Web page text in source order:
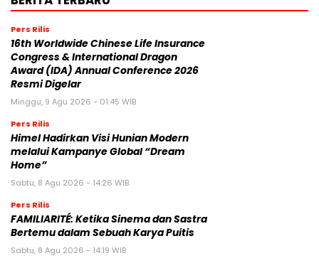
Pers Rilis
16th Worldwide Chinese Life Insurance
Congress & International Dragon
Award (IDA) Annual Conference 2026
Resmi Digelar
Minggu, 9 Agu 2026 - 01:45 WIB
Pers Rilis
Himel Hadirkan Visi Hunian Modern
melalui Kampanye Global “Dream
Home”
Sabtu, 8 Agu 2026 - 14:26 WIB
Pers Rilis
FAMILIARITÉ: Ketika Sinema dan Sastra
Bertemu dalam Sebuah Karya Puitis
Sabtu, 8 Agu 2026 - 14:19 WIB